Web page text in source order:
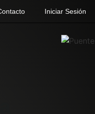
Iniciar Sesión